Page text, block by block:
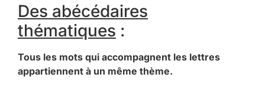
Des abécédaires
thématiques :
Tous les mots qui accompagnent les lettres
appartiennent à un même thème.